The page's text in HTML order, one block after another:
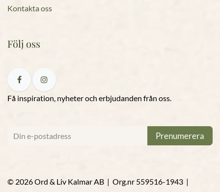
Kontakta oss
Följ oss
Få inspiration, nyheter och erbjudanden från oss.
Prenumerera
© 2026 Ord & Liv Kalmar AB | Org.nr 559516-1943 |